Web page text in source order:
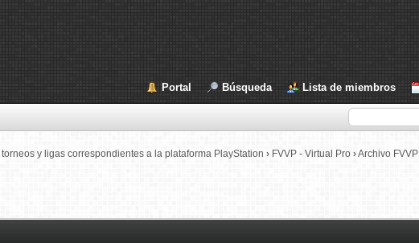
Portal Búsqueda Lista de miembros
y ligas correspondientes a la plataforma PlayStation › FVVP - Virtual Pro ›Archivo FVVP